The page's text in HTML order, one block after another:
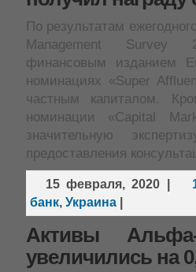
По результатам
Management Survey
финансовым изданием
номинациях «Super
частным капиталом.
номинации «Capital
значительную
предоставления
15 февраля, 2020
банк, Украина|
Активы
увеличились на